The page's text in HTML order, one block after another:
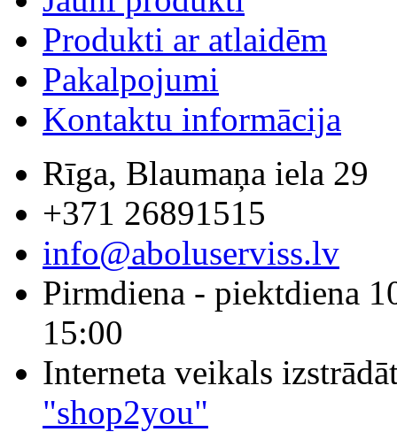
Produkti ar atlaidēm
Pakalpojumi
Kontaktu informācija
Rīga, Blaumaņa iela 29
+371 26891515
info@aboluserviss.lv
Pirmdiena - piektdiena
15:00
Interneta veikals
"shop2you"